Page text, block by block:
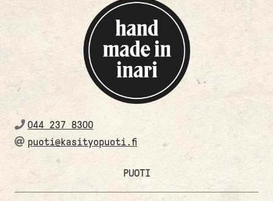
044 237 8300
puoti@kasityopuoti.fi
PUOTI